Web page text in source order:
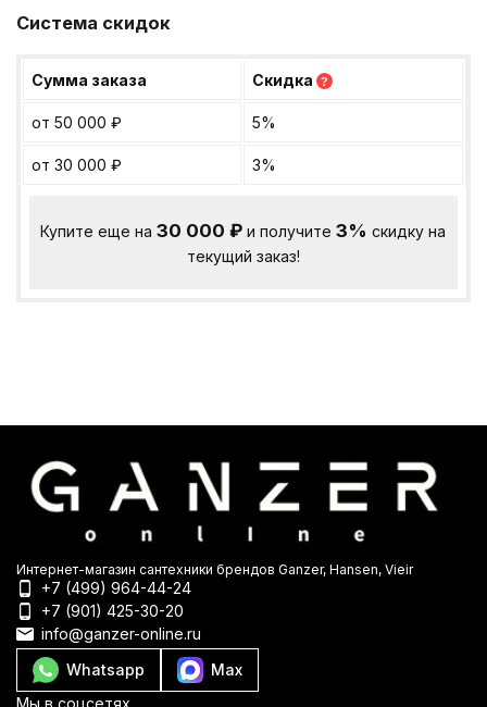
Система скидок
Сумма заказа Скидка ?
от 50 000 ₽ 5%
от 30 000 ₽ 3%
Купите еще на30 000₽ и получите3% скидку на
текущий заказ!
Интернет-магазин сантехники брендов Ganzer, Hansen, Vieir
+7 (499) 964-44-24
+7 (901) 425-30-20
info@ganzer-online.ru
Whatsapp
Max
Мы в соцсетях